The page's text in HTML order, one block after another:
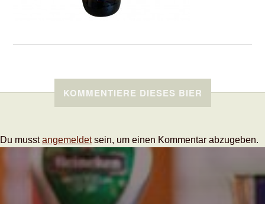
KOMMENTIERE DIESES BIER
Du musstangemeldetsein, um einen Kommentar abzugeben.